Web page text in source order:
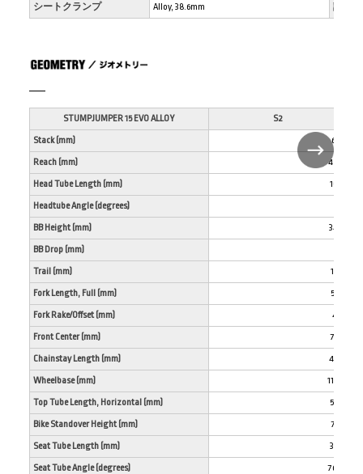
シートクランプ Alloy, 38.6mm 計測
STUMPJUMPER 15 EVO ALLOY S2
Stack (mm) 621
Reach (mm) 420
Head Tube Length (mm) 100
Headtube Angle (degrees)
BB Height (mm) 340
BB Drop (mm)
Trail (mm) 134
Fork Length, Full (mm) 573
Fork Rake/Offset (mm) 44
Front Center (mm) 755
Chainstay Length (mm) 432
Wheelbase (mm) 1186
Top Tube Length, Horizontal (mm) 574
Bike Standover Height (mm) 751
Seat Tube Length (mm) 385
Seat Tube Angle (degrees) 76.5